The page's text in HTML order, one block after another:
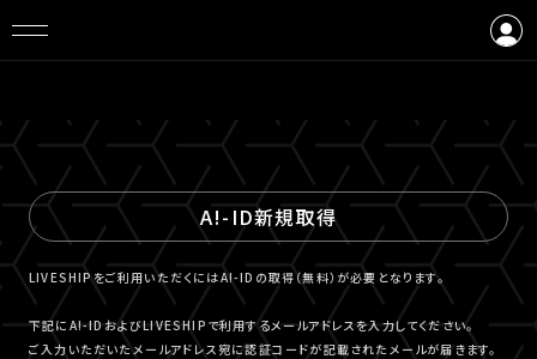
A!-ID新規取得
LIVESHIPをご利用いただくにはA!-IDの取得（無料）が必要となります。
下記にA!-IDおよびLIVESHIPで利用するメールアドレスを入力してください。
ご入力いただいたメールアドレス宛に認証コードが記載されたメールが届きます。